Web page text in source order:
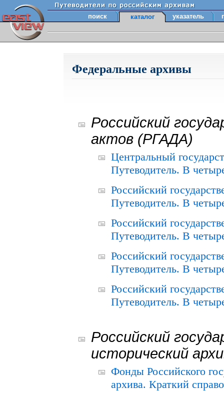
поиск каталог указатель
Федеральные архивы
Российский
актов (РГАДА)
Центральный
Путеводитель. В
Российский
Путеводитель. В
Российский
Путеводитель. В
Российский
Путеводитель. В
Российский
Путеводитель. В
Российский
исторический
Фонды Российского
архива. Краткий